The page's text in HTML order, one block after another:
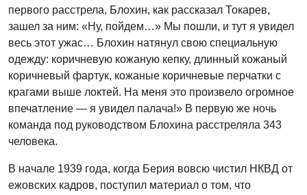
первого расстрела, Блохин, как рассказал Токарев,
зашел за ним: «Ну, пойдем…» Мы пошли, и тут я увидел
весь этот ужас… Блохин натянул свою специальную
одежду: коричневую кожаную кепку, длинный кожаный
коричневый фартук, кожаные коричневые перчатки с
крагами выше локтей. На меня это произвело огромное
впечатление — я увидел палача!» В первую же ночь
команда под руководством Блохина расстреляла 343
человека.
В начале 1939 года, когда Берия вовсю чистил НКВД от
ежовских кадров, поступил материал о том, что